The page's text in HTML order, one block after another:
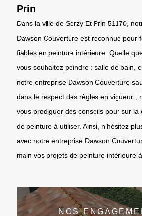
Prin
Dans la ville de Serzy Et Prin 51170,
Dawson Couverture est reconnue pour
fiables en peinture intérieure. Quelle
vous souhaitez peindre : salle de bain,
notre entreprise Dawson Couverture
dans le respect des règles en vigueur ;
vous prodiguer des conseils pour sur la
de peinture à utiliser. Ainsi, n’hésitez
avec notre entreprise Dawson
main vos projets de peinture intérieure à
NOS